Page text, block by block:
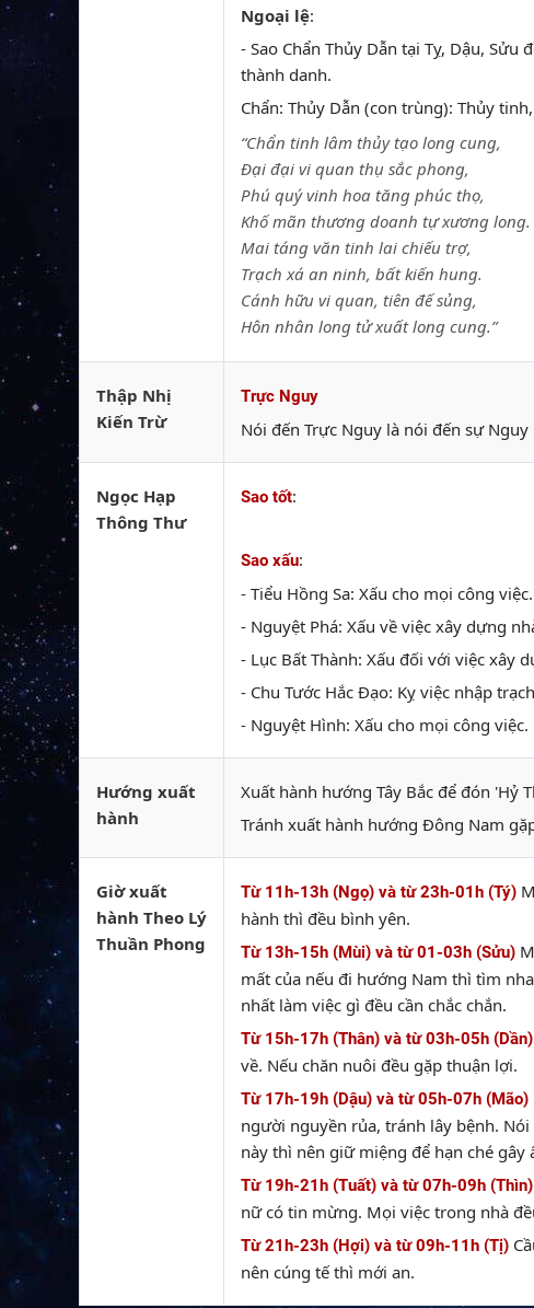
Ngoại lệ:
- Sao Chẩn Thủy Dẫn tại Tỵ, Dậu,
thành danh.
Chẩn: Thủy Dẫn (con trùng): Thủy
“Chẩn tinh lâm thủy tạo long cung,
Đại đại vi quan thụ sắc phong,
Phú quý vinh hoa tăng phúc thọ,
Khố mãn thương doanh tự xương long.
Mai táng văn tinh lai chiếu trợ,
Trạch xá an ninh, bất kiến hung.
Cánh hữu vi quan, tiên đế sủng,
Hôn nhân long tử xuất long cung.”
Thập Nhị
Kiến Trừ
Trực Nguy
Nói đến Trực Nguy là nói đến sự
Ngọc Hạp
Thông Thư
Sao tốt:
Sao xấu:
- Tiểu Hồng Sa: Xấu cho mọi công việc.
- Nguyệt Phá: Xấu về việc xây dựng
- Lục Bất Thành: Xấu đối với việc xây
- Chu Tước Hắc Đạo: Kỵ việc nhập
- Nguyệt Hình: Xấu cho mọi công việc.
Hướng xuất
hành
Xuất hành hướng Tây Bắc để đón 'Hỷ
Tránh xuất hành hướng Đông Nam
Giờ xuất
hành Theo Lý
Thuần Phong
Từ 11h-13h (Ngọ) và từ 23h-01h (Tý)
hành thì đều bình yên.
Từ 13h-15h (Mùi) và từ 01-03h (Sửu)
mất của nếu đi hướng Nam thì tìm
nhất làm việc gì đều cần chắc chắn.
Từ 15h-17h (Thân) và từ 03h-05h (Dần)
về. Nếu chăn nuôi đều gặp thuận lợi.
Từ 17h-19h (Dậu) và từ 05h-07h (Mão)
người nguyền rủa, tránh lây bệnh.
này thì nên giữ miệng để hạn ché gây
Từ 19h-21h (Tuất) và từ 07h-09h (Thìn)
nữ có tin mừng. Mọi việc trong nhà
Từ 21h-23h (Hợi) và từ 09h-11h (Tị)
nên cúng tế thì mới an.